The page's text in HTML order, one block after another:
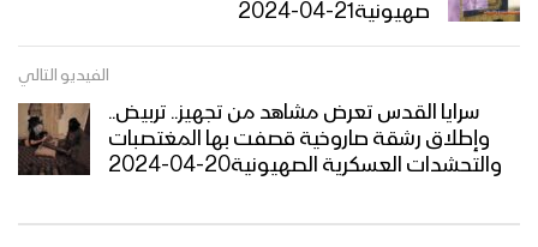
زامل علم وجهاد – عيسى الليث – 1444هـ
صهيونية21-04-2024
الفيديو التالي
سرايا القدس تعرض مشاهد من تجهيز.. تربيض..
وإطلاق رشقة صاروخية قصفت بها المغتصبات
والتحشدات العسكرية الصهيونية20-04-2024